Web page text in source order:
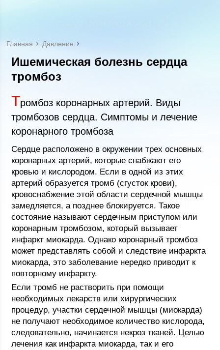
Главная Давление
Ишемическая болезнь сердца
тромбоз
Тромбоз коронарных артерий. Виды
тромбозов сердца. Симптомы и лечение
коронарного тромбоза
Сердце расположено в окружении трех основных
коронарных артерий, которые снабжают его
кровью и кислородом. Если в одной из этих
артерий образуется тромб (сгусток крови),
кровоснабжение этой области сердечной мышцы
замедляется, а позднее блокируется. Такое
состояние называют сердечным приступом или
коронарным тромбозом, который вызывает
инфаркт миокарда. Однако коронарный тромбоз
может представлять собой и следствие инфаркта
миокарда, это заболевание нередко приводит к
повторному инфаркту.
Если тромб не растворить при помощи
необходимых лекарств или хирургических
процедур, участки сердечной мышцы (миокарда)
не получают необходимое количество кислорода,
следовательно, начинается некроз тканей. Целью
лечения как инфаркта миокарда, так и его